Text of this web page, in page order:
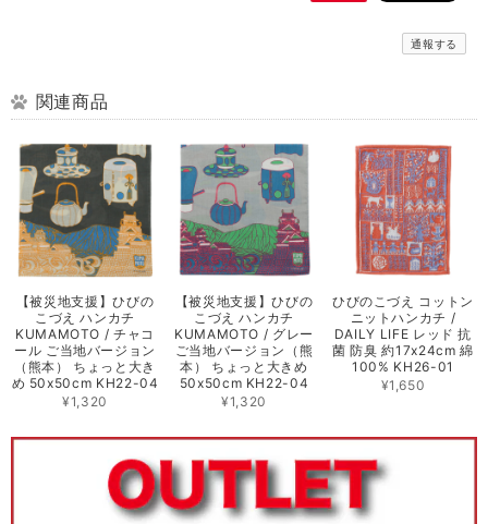
通報する
関連商品
【被災地支援】ひびの
こづえ ハンカチ
KUMAMOTO / チャコ
ール ご当地バージョン
（熊本） ちょっと大き
め 50x50cm KH22-04
¥1,320
【被災地支援】ひびの
こづえ ハンカチ
KUMAMOTO / グレー
ご当地バージョン（熊
本） ちょっと大きめ
50x50cm KH22-04
¥1,320
ひびのこづえ コットン
ニットハンカチ /
DAILY LIFE レッド 抗
菌 防臭 約17x24cm 綿
100% KH26-01
¥1,650